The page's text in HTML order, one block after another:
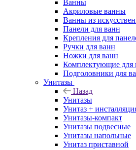
Ванны
Акриловые ванны
Ванны из
Панели для ванн
Крепления для
Ручки для ванн
Ножки для ванн
Комплектующие для
Подголовники для
Унитазы
Назад
Унитазы
Унитаз +
Унитазы-компакт
Унитазы подвесные
Унитазы напольные
Унитаз приставной